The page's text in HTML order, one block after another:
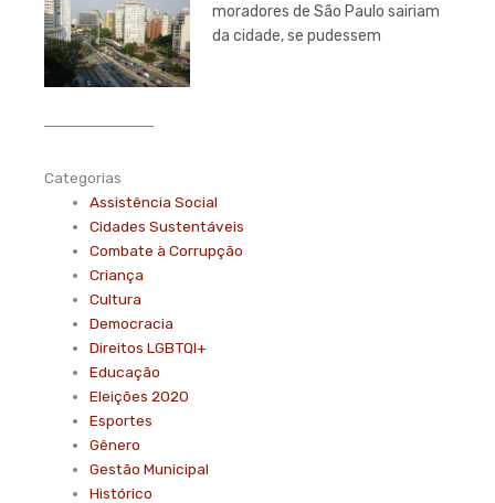
moradores de São Paulo sairiam
da cidade, se pudessem
Categorias
Assistência Social
Cidades Sustentáveis
Combate à Corrupção
Criança
Cultura
Democracia
Direitos LGBTQI+
Educação
Eleições 2020
Esportes
Gênero
Gestão Municipal
Histórico